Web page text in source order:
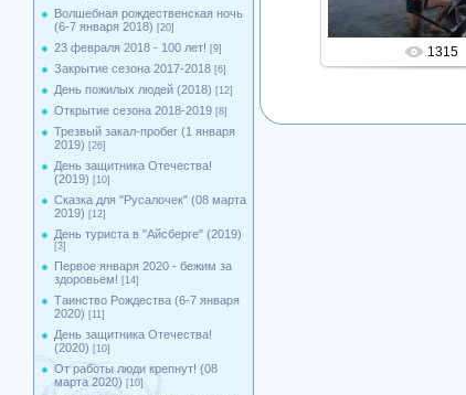
Волшебная рождественская ночь
(6-7 января 2018) [20]
23 февраля 2018 - 100 лет! [9]
Закрытие сезона 2017-2018 [6]
День пожилых людей (2018) [12]
Открытие сезона 2018-2019 [8]
Трезвый закал-пробег (1 января
2019) [26]
День защитника Отечества!
(2019) [10]
Сказка для "Русалочек" (08 марта
2019) [12]
День туриста в "Айсберге" (2019)
[3]
Первое января 2020 - бежим за
здоровьем! [14]
Таинство Рождества (6-7 января
2020) [11]
День защитника Отечества!
(2020) [10]
От работы люди крепнут! (08
марта 2020) [10]
1315